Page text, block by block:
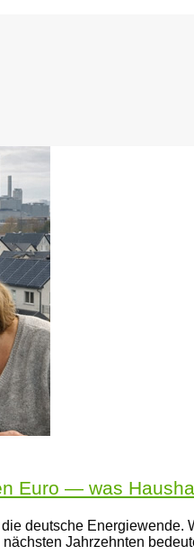
Euro — was
deutsche Energiewende.
Jahrzehnten